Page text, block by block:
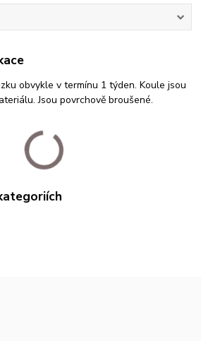
obvykle v termínu 1 týden. Koule jsou
Jsou povrchově broušené.